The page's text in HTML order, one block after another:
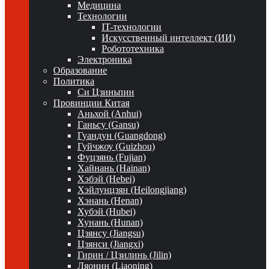
Медицина
Технологии
IT-технологии
Искусственный интеллект (ИИ)
Робототехника
Электроника
Образование
Политика
Си Цзиньпин
Провинции Китая
Аньхой (Anhui)
Ганьсу (Gansu)
Гуандун (Guangdong)
Гуйчжоу (Guizhou)
Фуцзянь (Fujian)
Хайнань (Hainan)
Хэбэй (Hebei)
Хэйлунцзян (Heilongjiang)
Хэнань (Henan)
Хубэй (Hubei)
Хунань (Hunan)
Цзянсу (Jiangsu)
Цзянси (Jiangxi)
Гирин / Цзилинь (Jilin)
Ляонин (Liaoning)